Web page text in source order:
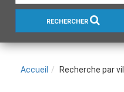
RECHERCHER
Accueil Recherche par